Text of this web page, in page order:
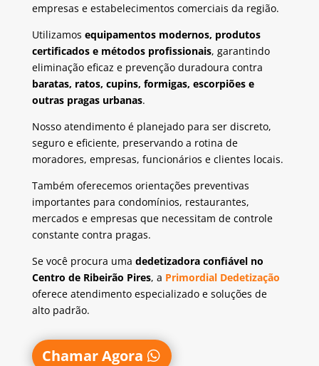
empresas e estabelecimentos comerciais da região.
Utilizamos equipamentos modernos, produtos
certificados e métodos profissionais, garantindo
eliminação eficaz e prevenção duradoura contra
baratas, ratos, cupins, formigas, escorpiões e
outras pragas urbanas.
Nosso atendimento é planejado para ser discreto,
seguro e eficiente, preservando a rotina de
moradores, empresas, funcionários e clientes locais.
Também oferecemos orientações preventivas
importantes para condomínios, restaurantes,
mercados e empresas que necessitam de controle
constante contra pragas.
Se você procura uma dedetizadora confiável no
Centro de Ribeirão Pires, a Primordial Dedetização
oferece atendimento especializado e soluções de
alto padrão.
Chamar Agora